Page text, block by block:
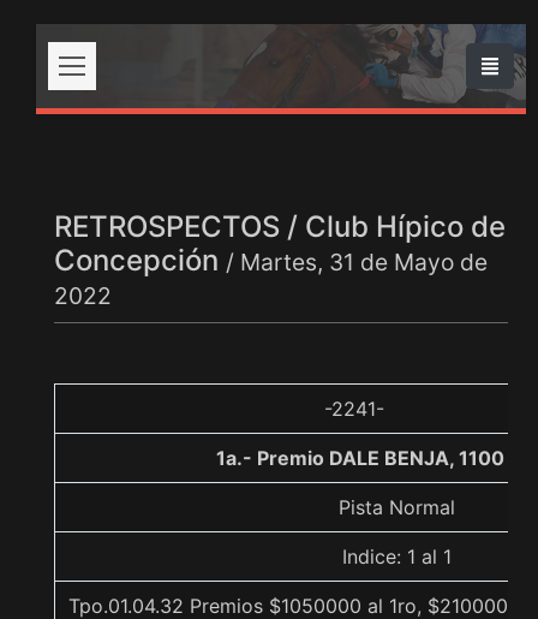
RETROSPECTOS / Club Hípico de
Concepción / Martes, 31 de Mayo de
2022
-2241-
1a.- Premio DALE BENJA, 1100
Pista Normal
Indice: 1 al 1
Tpo.01.04.32 Premios $1050000 al 1ro, $210000